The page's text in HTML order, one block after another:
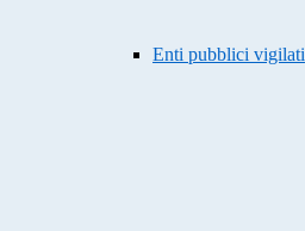
Enti pubblici vigilati